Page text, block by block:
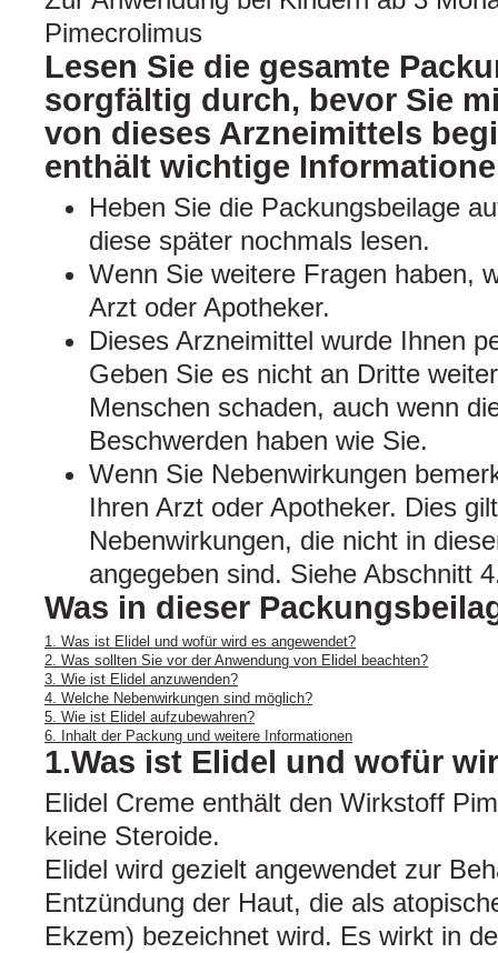
Pimecrolimus
Lesen Sie die gesamte
sorgfältig durch, bevor Sie
von dieses Arzneimittels
enthält wichtige
Heben Sie die Packungsbeilage
diese später nochmals lesen.
Wenn Sie weitere Fragen haben,
Arzt oder Apotheker.
Dieses Arzneimittel wurde Ihnen
Geben Sie es nicht an Dritte
Menschen schaden, auch wenn
Beschwerden haben wie Sie.
Wenn Sie Nebenwirkungen
Ihren Arzt oder Apotheker. Dies
Nebenwirkungen, die nicht in
angegeben sind. Siehe Abschnitt
Was in dieser
1. Was ist Elidel und wofür wird es angewendet?
2. Was sollten Sie vor der Anwendung von Elidel beachten?
3. Wie ist Elidel anzuwenden?
4. Welche Nebenwirkungen sind möglich?
5. Wie ist Elidel aufzubewahren?
6. Inhalt der Packung und weitere Informationen
1.Was ist Elidel und wofür
Elidel Creme enthält den Wirkstoff
keine Steroide.
Elidel wird gezielt angewendet zur
Entzündung der Haut, die als
Ekzem) bezeichnet wird. Es wirkt in